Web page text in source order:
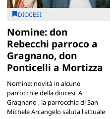
DIOCESI
Nomine: don
Rebecchi parroco a
Gragnano, don
Ponticelli a Mortizza
Nomine: novità in alcune
parrocchie della diocesi. A
Gragnano , la parrocchia di San
Michele Arcangelo saluta l'attuale